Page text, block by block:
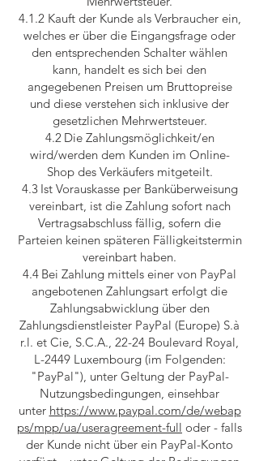
4.1.2 Kauft der Kunde als Verbraucher ein,
welches er über die Eingangsfrage oder
den entsprechenden Schalter wählen
kann, handelt es sich bei den
angegebenen Preisen um Bruttopreise
und diese verstehen sich inklusive der
gesetzlichen Mehrwertsteuer.
4.2 Die Zahlungsmöglichkeit/en
wird/werden dem Kunden im Online-
Shop des Verkäufers mitgeteilt.
4.3 Ist Vorauskasse per Banküberweisung
vereinbart, ist die Zahlung sofort nach
Vertragsabschluss fällig, sofern die
Parteien keinen späteren Fälligkeitstermin
vereinbart haben.
4.4 Bei Zahlung mittels einer von PayPal
angebotenen Zahlungsart erfolgt die
Zahlungsabwicklung über den
Zahlungsdienstleister PayPal (Europe) S.à
r.l. et Cie, S.C.A., 22-24 Boulevard Royal,
L-2449 Luxembourg (im Folgenden:
"PayPal"), unter Geltung der PayPal-
Nutzungsbedingungen, einsehbar
unter https://www.paypal.com/de/webap
ps/mpp/ua/useragreement-full oder - falls
der Kunde nicht über ein PayPal-Konto